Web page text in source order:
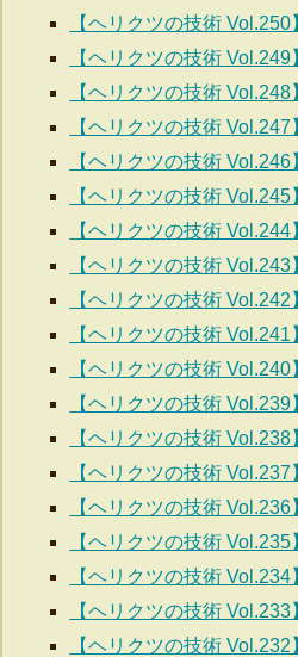
【ヘリクツの技術
【ヘリクツの技術
【ヘリクツの技術
【ヘリクツの技術
【ヘリクツの技術
【ヘリクツの技術
【ヘリクツの技術
【ヘリクツの技術
【ヘリクツの技術
【ヘリクツの技術
【ヘリクツの技術
【ヘリクツの技術
【ヘリクツの技術
【ヘリクツの技術
【ヘリクツの技術
【ヘリクツの技術
【ヘリクツの技術
【ヘリクツの技術
【ヘリクツの技術